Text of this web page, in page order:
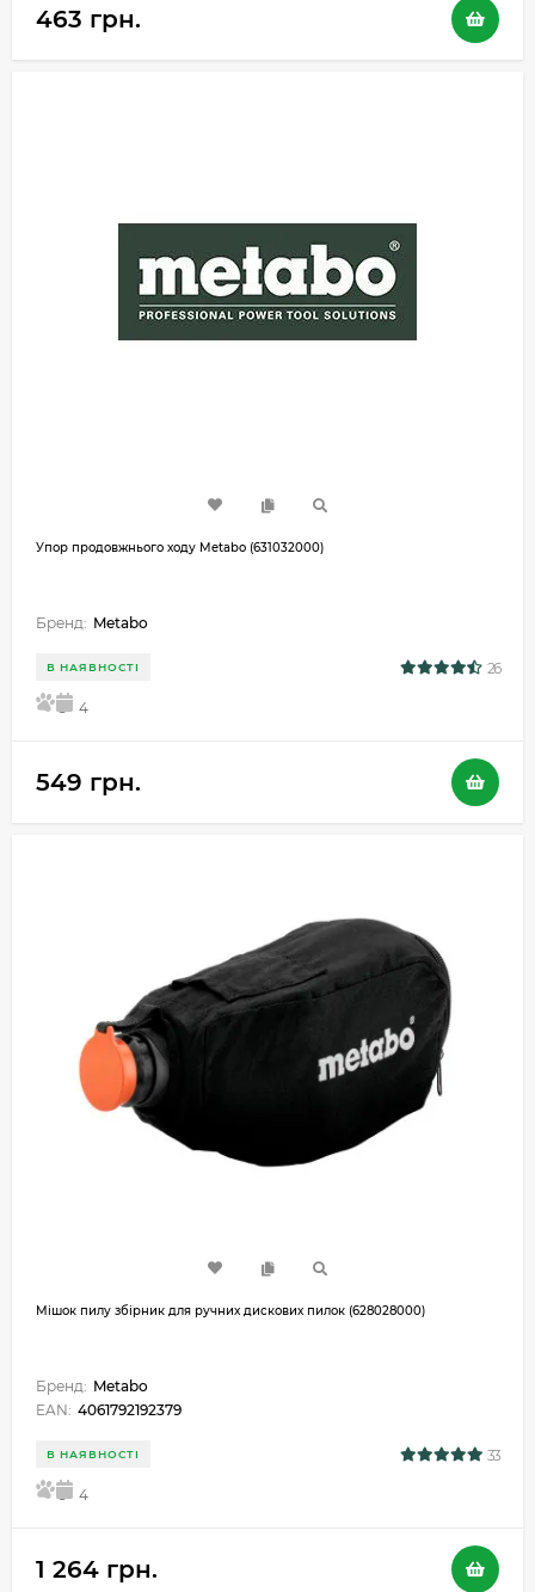
463 грн.
Упор продовжнього ходу Metabo (631032000)
Бренд: Metabo
В НАЯВНОСТІ 26
5 4
549 грн.
Мішок пилу збірник для ручних дискових пилок (628028000)
Бренд: Metabo
EAN: 4061792192379
В НАЯВНОСТІ 33
5 4
1 264 грн.